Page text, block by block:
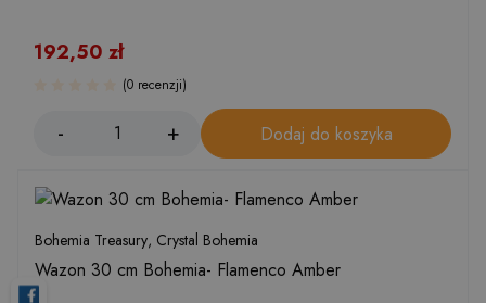
192,50 zł
(0 recenzji)
Dodaj do koszyka
Bohemia Treasury, Crystal Bohemia
Wazon 30 cm Bohemia- Flamenco Amber